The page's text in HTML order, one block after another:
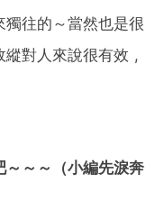
往的～當然也是很
縱對人來說很有效 ,
～～～（小編先淚奔